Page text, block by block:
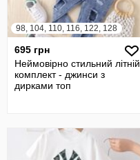
98, 104, 110, 116, 122, 128
695 грн
Неймовірно стильний літній
комплект - джинси з
дирками топ